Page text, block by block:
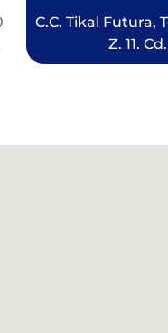
C.C. Tikal Futura,
Z. 11.